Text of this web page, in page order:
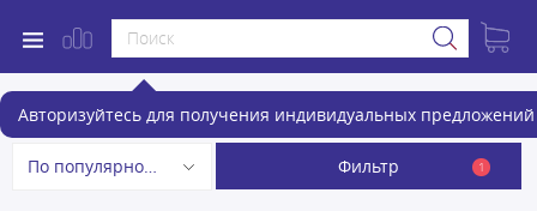
Авторизуйтесь для получения индивидуальных предложений
Умные весы
По популярности Фильтр 1